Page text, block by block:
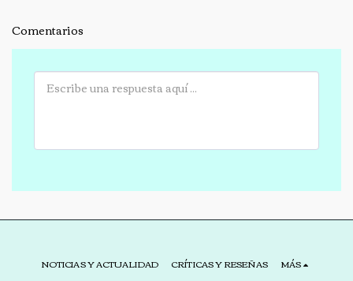
Comentarios
NOTICIAS Y ACTUALIDAD CRÍTICAS Y RESEÑAS MÁS